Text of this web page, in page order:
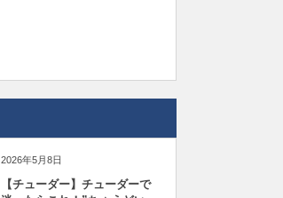
2026年5月8日
【チューダー】チューダーで